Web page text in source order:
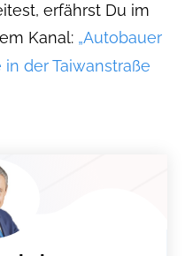
erfährst Du im
Kanal: „Autobauer
der Taiwanstraße